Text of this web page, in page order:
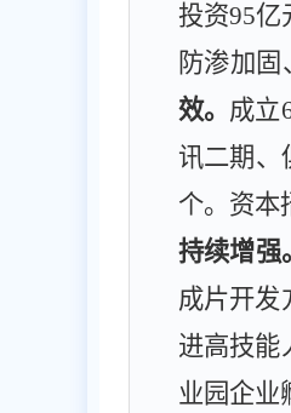
投资95亿
防渗加
效。 成立
讯二期、
个。资本
持续增强。
成片开发
进高技能
业园企业